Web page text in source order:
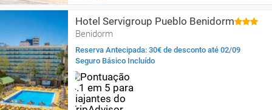
Hotel Servigroup Pueblo Benidorm
Benidorm
Reserva Antecipada: 30€ de desconto até 02/09
Seguro Básico Incluído